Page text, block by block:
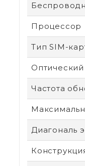
Процессор
Тип SIM-
Оптический
Частота
Диагональ